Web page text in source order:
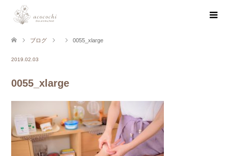
ブログ 0055_xlarge
2019.02.03
0055_xlarge